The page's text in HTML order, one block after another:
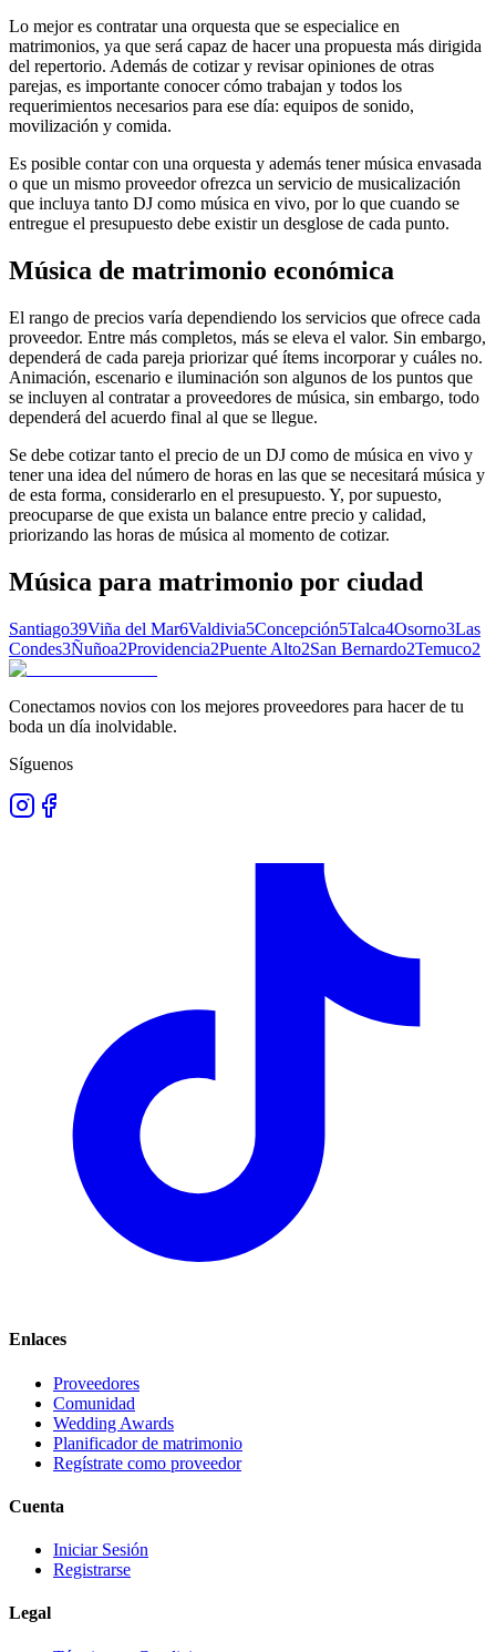
Lo mejor es contratar una orquesta que se especialice en
matrimonios, ya que será capaz de hacer una propuesta más dirigida
del repertorio. Además de cotizar y revisar opiniones de otras
parejas, es importante conocer cómo trabajan y todos los
requerimientos necesarios para ese día: equipos de sonido,
movilización y comida.
Es posible contar con una orquesta y además tener música envasada
o que un mismo proveedor ofrezca un servicio de musicalización
que incluya tanto DJ como música en vivo, por lo que cuando se
entregue el presupuesto debe existir un desglose de cada punto.
Música de matrimonio económica
El rango de precios varía dependiendo los servicios que ofrece cada
proveedor. Entre más completos, más se eleva el valor. Sin embargo,
dependerá de cada pareja priorizar qué ítems incorporar y cuáles no.
Animación, escenario e iluminación son algunos de los puntos que
se incluyen al contratar a proveedores de música, sin embargo, todo
dependerá del acuerdo final al que se llegue.
Se debe cotizar tanto el precio de un DJ como de música en vivo y
tener una idea del número de horas en las que se necesitará música y
de esta forma, considerarlo en el presupuesto. Y, por supuesto,
preocuparse de que exista un balance entre precio y calidad,
priorizando las horas de música al momento de cotizar.
Música para matrimonio por ciudad
Santiago39Viña del Mar6Valdivia5Concepción5Talca4Osorno3Las
Condes3Ñuñoa2Providencia2Puente Alto2San Bernardo2Temuco2
Conectamos novios con los mejores proveedores para hacer de tu
boda un día inolvidable.
Síguenos
Enlaces
Proveedores
Comunidad
Wedding Awards
Planificador de matrimonio
Regístrate como proveedor
Cuenta
Iniciar Sesión
Registrarse
Legal